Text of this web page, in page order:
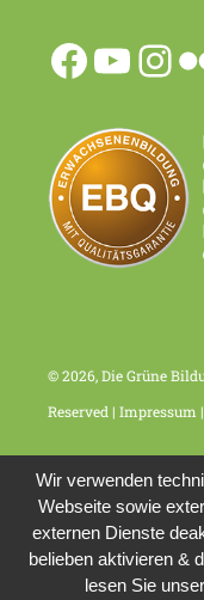
© 2026, Die Grüne
Reserved |Impressum
Wir verwenden
Webseite sowie
externen Dienste
belieben aktivieren &
lesen Sie